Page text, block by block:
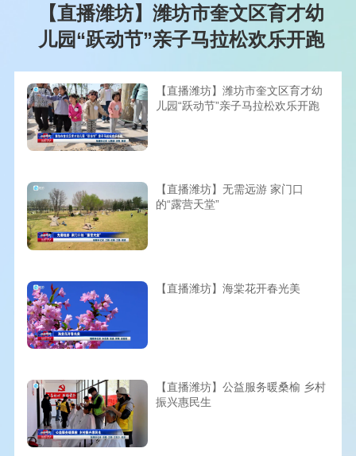
【直播潍坊】潍坊市奎文区育才幼
儿园“跃动节”亲子马拉松欢乐开跑
【直播潍坊】潍坊市奎文区育才幼
儿园“跃动节”亲子马拉松欢乐开跑
【直播潍坊】无需远游 家门口
的“露营天堂”
【直播潍坊】海棠花开春光美
【直播潍坊】公益服务暖桑榆 乡村
振兴惠民生